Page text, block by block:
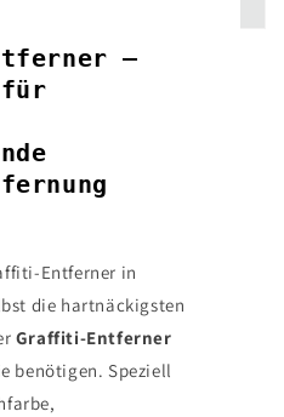
–
Entferner in
die hartnäckigsten
Graffiti-Entferner
benötigen. Speziell